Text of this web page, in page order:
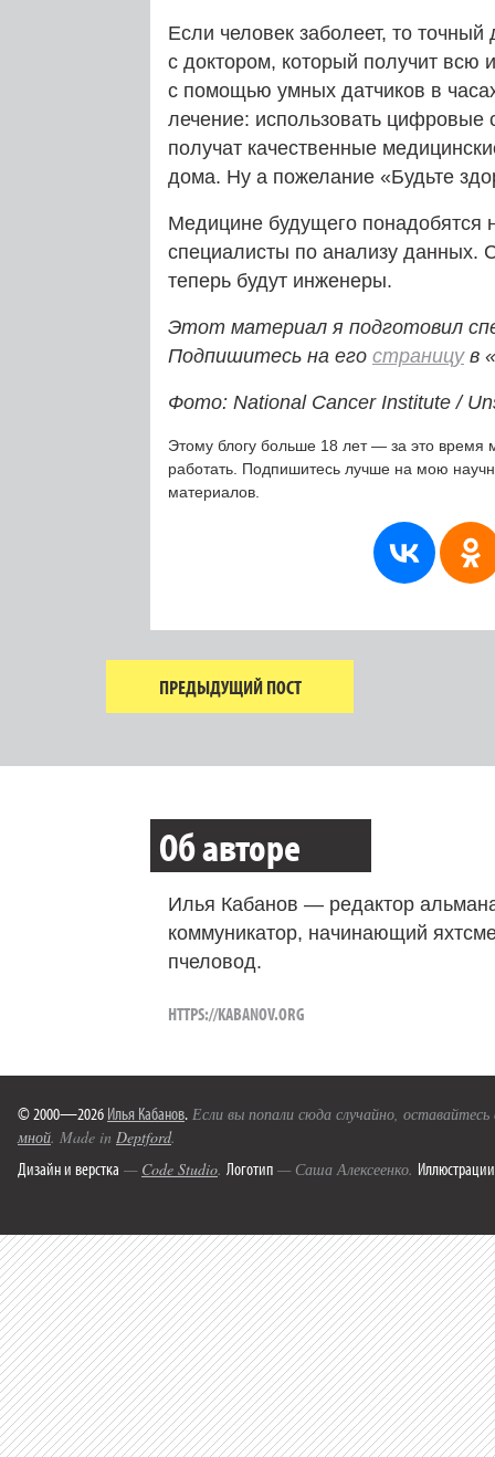
Если человек заболеет, то
с доктором, который получит
с помощью умных датчиков в
лечение: использовать цифровые
получат качественные
дома. Ну а пожелание «Будьте
Медицине будущего понадобятся
специалисты по анализу данных.
теперь будут инженеры.
Этот материал я подготовил
Подпишитесь на его страницув
Фото: National Cancer Institute /
Этому блогу больше 18 лет — за это время
работать. Подпишитесь лучше на мою
материалов.
ПРЕДЫДУЩИЙ ПОСТ
Об авторе
Илья Кабанов — редактор
коммуникатор, начинающий
пчеловод.
HTTPS://KABANOV.ORG
© 2000—2026 Илья Кабанов. Если вы попали сюда случайно,
мной. Made in Deptford.
Дизайн и верстка — Code Studio. Логотип — Саша Алексеенко. Иллюстрации